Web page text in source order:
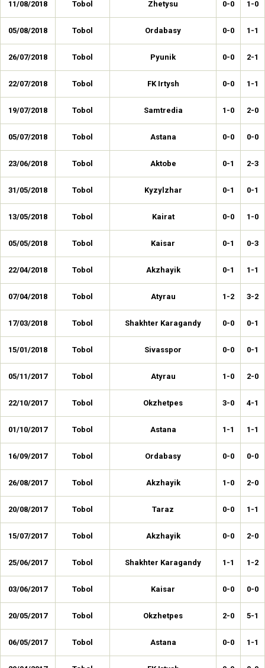
11/08/2018 Tobol Zhetysu 0-0 1-0
05/08/2018 Tobol Ordabasy 0-0 1-1
26/07/2018 Tobol Pyunik 0-0 2-1
22/07/2018 Tobol FK Irtysh 0-0 1-1
19/07/2018 Tobol Samtredia 1-0 2-0
05/07/2018 Tobol Astana 0-0 0-0
23/06/2018 Tobol Aktobe 0-1 2-3
31/05/2018 Tobol Kyzylzhar 0-1 0-1
13/05/2018 Tobol Kairat 0-0 1-0
05/05/2018 Tobol Kaisar 0-1 0-3
22/04/2018 Tobol Akzhayik 0-1 1-1
07/04/2018 Tobol Atyrau 1-2 3-2
17/03/2018 Tobol Shakhter Karagandy 0-0 0-1
15/01/2018 Tobol Sivasspor 0-0 0-1
05/11/2017 Tobol Atyrau 1-0 2-0
22/10/2017 Tobol Okzhetpes 3-0 4-1
01/10/2017 Tobol Astana 1-1 1-1
16/09/2017 Tobol Ordabasy 0-0 0-0
26/08/2017 Tobol Akzhayik 1-0 2-0
20/08/2017 Tobol Taraz 0-0 1-1
15/07/2017 Tobol Akzhayik 0-0 2-0
25/06/2017 Tobol Shakhter Karagandy 1-1 1-2
03/06/2017 Tobol Kaisar 0-0 0-0
20/05/2017 Tobol Okzhetpes 2-0 5-1
06/05/2017 Tobol Astana 0-0 1-1